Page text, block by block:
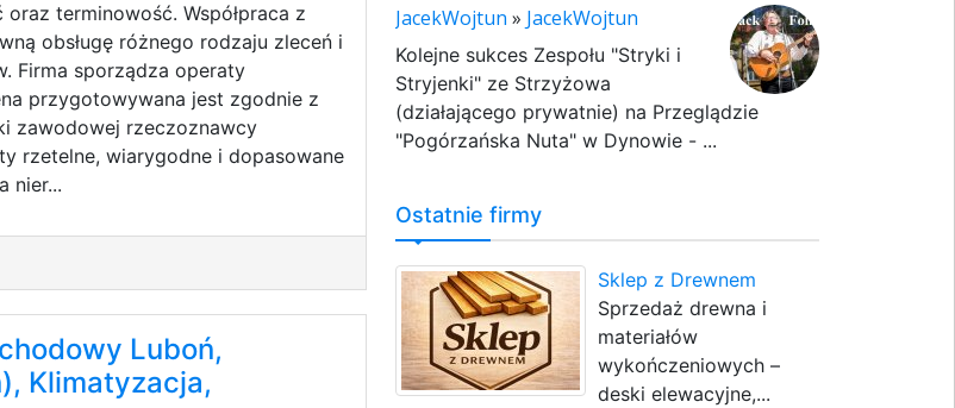
oraz terminowość. Współpraca z
obsługę różnego rodzaju zleceń i
Firma sporządza operaty
przygotowywana jest zgodnie z
zawodowej rzeczoznawcy
rzetelne, wiarygodne i dopasowane
nier...
Luboń,
Klimatyzacja,
JacekWojtun » JacekWojtun
Kolejne sukces Zespołu "Stryki i
Stryjenki" ze Strzyżowa
(działającego prywatnie) na Przeglądzie
"Pogórzańska Nuta" w Dynowie - ...
Ostatnie firmy
Sklep z Drewnem
Sprzedaż drewna i
materiałów
wykończeniowych –
deski elewacyjne,...